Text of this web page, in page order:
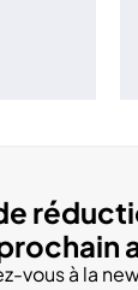
vous à la